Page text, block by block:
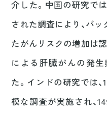
介した。中国の研究で
された調査により、バ
たがんリスクの増加は
による肝臓がんの発
た。インドの研究では
模な調査が実施され、